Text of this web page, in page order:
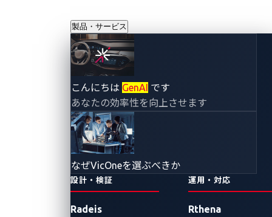
製品・サービス
こんにちは GenAI です
あなたの効率性を向上させます
なぜVicOneを選ぶべきか
設計・検証
Radeis
運用・対応
Rthena
CANインジェクシ
ョンが明らかにす
るCANバスの脆弱
2025年10月29日